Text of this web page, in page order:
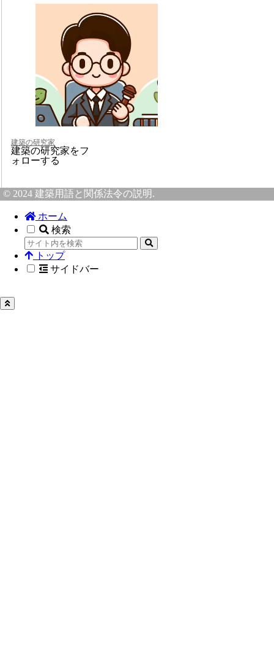
建築の研究家
建築の研究家をフ
ォローする
© 2024 建築用語と関係法令の説明.
ホーム
検索
トップ
サイドバー